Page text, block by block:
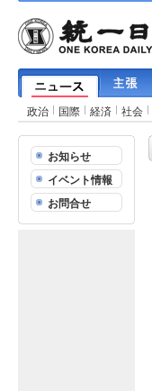
政治 国際 経済 社会
お知らせ
イベント情報
お問合せ